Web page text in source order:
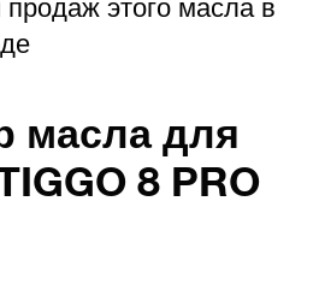
продаж этого масла в
масла для
8 PRO